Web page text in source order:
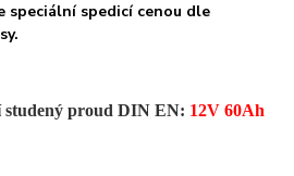
speciální spedicí cenou dle
studený proud DIN EN: 12V 60Ah